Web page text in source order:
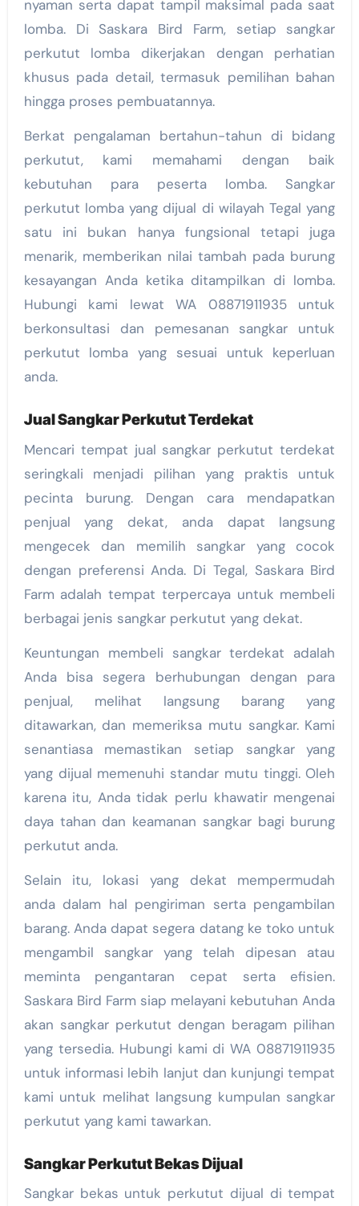
nyaman serta dapat tampil maksimal pada saat
lomba. Di Saskara Bird Farm, setiap sangkar
perkutut lomba dikerjakan dengan perhatian
khusus pada detail, termasuk pemilihan bahan
hingga proses pembuatannya.
Berkat pengalaman bertahun-tahun di bidang
perkutut, kami memahami dengan baik
kebutuhan para peserta lomba. Sangkar
perkutut lomba yang dijual di wilayah Tegal yang
satu ini bukan hanya fungsional tetapi juga
menarik, memberikan nilai tambah pada burung
kesayangan Anda ketika ditampilkan di lomba.
Hubungi kami lewat WA 08871911935 untuk
berkonsultasi dan pemesanan sangkar untuk
perkutut lomba yang sesuai untuk keperluan
anda.
Jual Sangkar Perkutut Terdekat
Mencari tempat jual sangkar perkutut terdekat
seringkali menjadi pilihan yang praktis untuk
pecinta burung. Dengan cara mendapatkan
penjual yang dekat, anda dapat langsung
mengecek dan memilih sangkar yang cocok
dengan preferensi Anda. Di Tegal, Saskara Bird
Farm adalah tempat terpercaya untuk membeli
berbagai jenis sangkar perkutut yang dekat.
Keuntungan membeli sangkar terdekat adalah
Anda bisa segera berhubungan dengan para
penjual, melihat langsung barang yang
ditawarkan, dan memeriksa mutu sangkar. Kami
senantiasa memastikan setiap sangkar yang
yang dijual memenuhi standar mutu tinggi. Oleh
karena itu, Anda tidak perlu khawatir mengenai
daya tahan dan keamanan sangkar bagi burung
perkutut anda.
Selain itu, lokasi yang dekat mempermudah
anda dalam hal pengiriman serta pengambilan
barang. Anda dapat segera datang ke toko untuk
mengambil sangkar yang telah dipesan atau
meminta pengantaran cepat serta efisien.
Saskara Bird Farm siap melayani kebutuhan Anda
akan sangkar perkutut dengan beragam pilihan
yang tersedia. Hubungi kami di WA 08871911935
untuk informasi lebih lanjut dan kunjungi tempat
kami untuk melihat langsung kumpulan sangkar
perkutut yang kami tawarkan.
Sangkar Perkutut Bekas Dijual
Sangkar bekas untuk perkutut dijual di tempat